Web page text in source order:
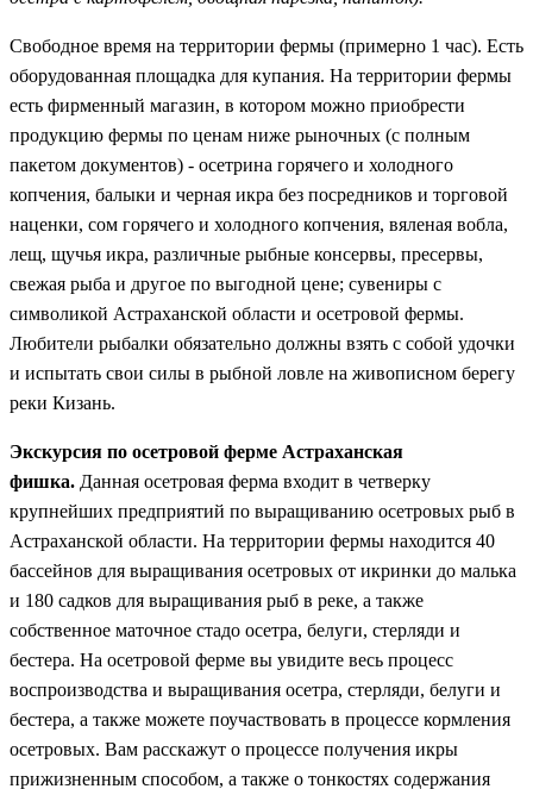
Свободное время на территории фермы (примерно 1 час). Есть
оборудованная площадка для купания. На территории фермы
есть фирменный магазин, в котором можно приобрести
продукцию фермы по ценам ниже рыночных (с полным
пакетом документов) - осетрина горячего и холодного
копчения, балыки и черная икра без посредников и торговой
наценки, сом горячего и холодного копчения, вяленая вобла,
лещ, щучья икра, различные рыбные консервы, пресервы,
свежая рыба и другое по выгодной цене; сувениры с
символикой Астраханской области и осетровой фермы.
Любители рыбалки обязательно должны взять с собой удочки
и испытать свои силы в рыбной ловле на живописном берегу
реки Кизань.
Экскурсия по осетровой ферме Астраханская
фишка. Данная осетровая ферма входит в четверку
крупнейших предприятий по выращиванию осетровых рыб в
Астраханской области. На территории фермы находится 40
бассейнов для выращивания осетровых от икринки до малька
и 180 садков для выращивания рыб в реке, а также
собственное маточное стадо осетра, белуги, стерляди и
бестера. На осетровой ферме вы увидите весь процесс
воспроизводства и выращивания осетра, стерляди, белуги и
бестера, а также можете поучаствовать в процессе кормления
осетровых. Вам расскажут о процессе получения икры
прижизненным способом, а также о тонкостях содержания